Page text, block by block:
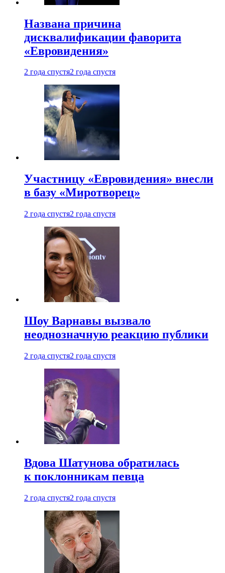
Названа причина
дисквалификации фаворита
«Евровидения»
2 года спустя2 года спустя
Участницу «Евровидения» внесли
в базу «Миротворец»
2 года спустя2 года спустя
Шоу Варнавы вызвало
неоднозначную реакцию публики
2 года спустя2 года спустя
Вдова Шатунова обратилась
к поклонникам певца
2 года спустя2 года спустя